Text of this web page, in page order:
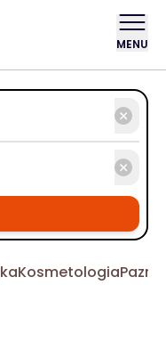
MENU
Kosmetologia